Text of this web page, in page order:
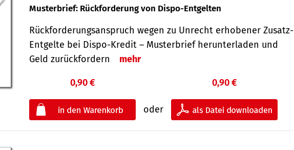
Musterbrief: Rückforderung von Dispo-Entgelten
Rückforderungsanspruch wegen zu Unrecht erhobener Zusatz-
Entgelte bei Dispo-Kredit – Musterbrief herunterladen und
Geld zurückfordern
mehr
0,90 €
oder
0,90 €